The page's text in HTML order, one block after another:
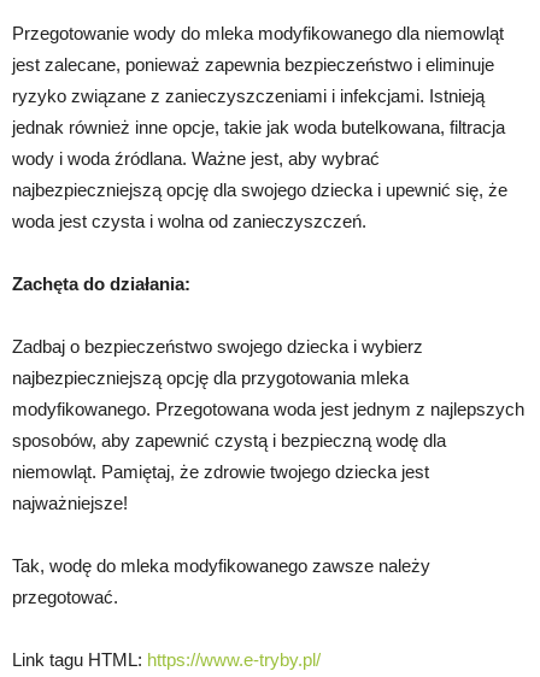
Przegotowanie wody do mleka modyfikowanego dla niemowląt
jest zalecane, ponieważ zapewnia bezpieczeństwo i eliminuje
ryzyko związane z zanieczyszczeniami i infekcjami. Istnieją
jednak również inne opcje, takie jak woda butelkowana, filtracja
wody i woda źródlana. Ważne jest, aby wybrać
najbezpieczniejszą opcję dla swojego dziecka i upewnić się, że
woda jest czysta i wolna od zanieczyszczeń.
Zachęta do działania:
Zadbaj o bezpieczeństwo swojego dziecka i wybierz
najbezpieczniejszą opcję dla przygotowania mleka
modyfikowanego. Przegotowana woda jest jednym z najlepszych
sposobów, aby zapewnić czystą i bezpieczną wodę dla
niemowląt. Pamiętaj, że zdrowie twojego dziecka jest
najważniejsze!
Tak, wodę do mleka modyfikowanego zawsze należy
przegotować.
Link tagu HTML: https://www.e-tryby.pl/